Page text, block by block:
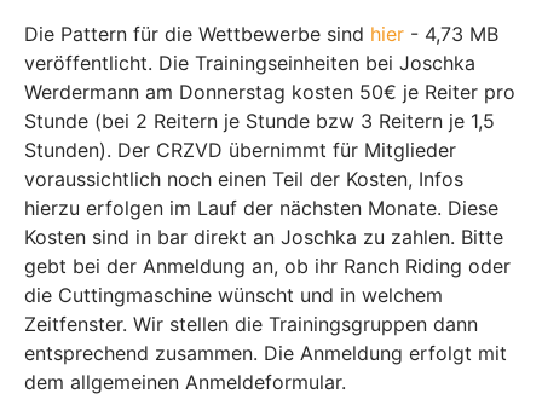
Die Pattern für die Wettbewerbe sind hier - 4,73 MB
veröffentlicht. Die Trainingseinheiten bei Joschka
Werdermann am Donnerstag kosten 50€ je Reiter pro
Stunde (bei 2 Reitern je Stunde bzw 3 Reitern je 1,5
Stunden). Der CRZVD übernimmt für Mitglieder
voraussichtlich noch einen Teil der Kosten, Infos
hierzu erfolgen im Lauf der nächsten Monate. Diese
Kosten sind in bar direkt an Joschka zu zahlen. Bitte
gebt bei der Anmeldung an, ob ihr Ranch Riding oder
die Cuttingmaschine wünscht und in welchem
Zeitfenster. Wir stellen die Trainingsgruppen dann
entsprechend zusammen. Die Anmeldung erfolgt mit
dem allgemeinen Anmeldeformular.